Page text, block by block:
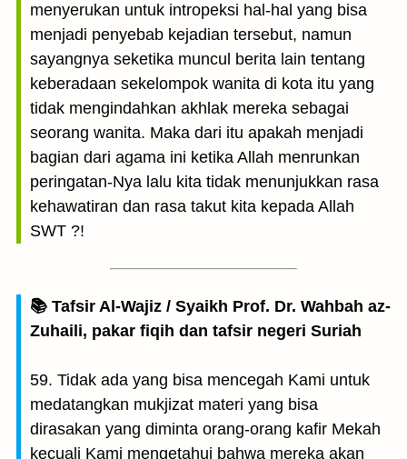
menyerukan untuk intropeksi hal-hal yang bisa
menjadi penyebab kejadian tersebut, namun
sayangnya seketika muncul berita lain tentang
keberadaan sekelompok wanita di kota itu yang
tidak mengindahkan akhlak mereka sebagai
seorang wanita. Maka dari itu apakah menjadi
bagian dari agama ini ketika Allah menrunkan
peringatan-Nya lalu kita tidak menunjukkan rasa
kehawatiran dan rasa takut kita kepada Allah
SWT ?!
📚 Tafsir Al-Wajiz / Syaikh Prof. Dr. Wahbah az-
Zuhaili, pakar fiqih dan tafsir negeri Suriah
59. Tidak ada yang bisa mencegah Kami untuk
medatangkan mukjizat materi yang bisa
dirasakan yang diminta orang-orang kafir Mekah
kecuali Kami mengetahui bahwa mereka akan